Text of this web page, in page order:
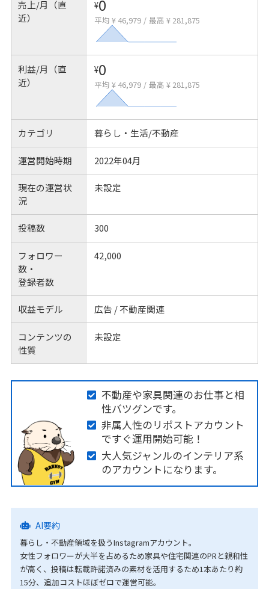
売上/月（直
近）
¥0
平均 ¥ 46,979 / 最高 ¥ 281,875
利益/月（直
近）
¥0
平均 ¥ 46,979 / 最高 ¥ 281,875
カテゴリ 暮らし・生活/不動産
運営開始時期 2022年04月
現在の運営状
況
未設定
投稿数 300
フォロワー
数・
登録者数
42,000
収益モデル 広告 / 不動産関連
コンテンツの
性質
未設定
不動産や家具関連のお仕事と相
性バツグンです。
非属人性のリポストアカウント
ですぐ運用開始可能！
大人気ジャンルのインテリア系
のアカウントになります。
AI要約
暮らし・不動産領域を扱うInstagramアカウント。
女性フォロワーが大半を占めるため家具や住宅関連のPRと親和性
が高く、投稿は転載許諾済みの素材を活用するため1本あたり約
15分、追加コストほぼゼロで運営可能。